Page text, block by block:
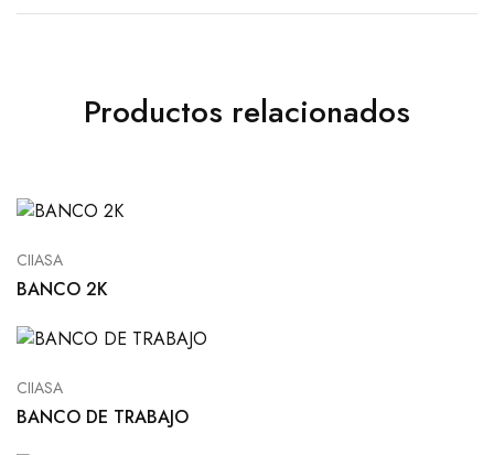
Productos relacionados
CIIASA
BANCO 2K
CIIASA
BANCO DE TRABAJO